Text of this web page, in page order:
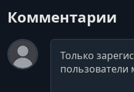
Комментарии
Комментарий